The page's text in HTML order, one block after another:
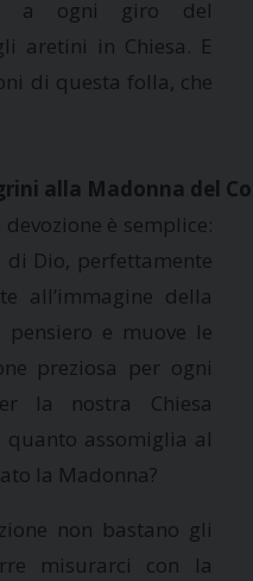
a ogni giro del
aretini in Chiesa. E
di questa folla, che
alla Madonna del
è semplice:
Dio, perfettamente
all’immagine della
e muove le
preziosa per ogni
la nostra Chiesa
quanto assomiglia al
la Madonna?
non bastano gli
misurarci con la